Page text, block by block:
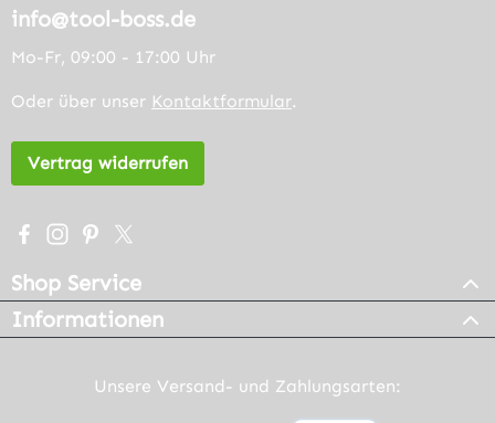
info@tool-boss.de
Mo-Fr, 09:00 - 17:00 Uhr
Oder über unser Kontaktformular.
Vertrag widerrufen
Besuche uns auf Facebook – öffnet in neuem Tab
Schau auf Instagram vorbei – öffnet in neuem Tab
Lass dich auf Pinterest inspirieren – öffnet in
Folge uns auf X – öffnet in neuem Tab
Shop Service
Informationen
Unsere Versand- und Zahlungsarten: